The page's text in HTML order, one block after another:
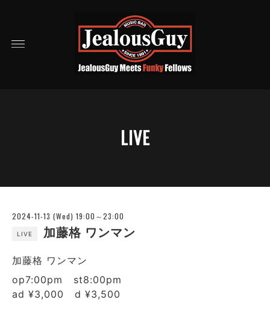
LIVE
2024-11-13 (Wed) 19:00～23:00
LIVE 加藤格 ワンマン
加藤格 ワンマン
op7:00pm st8:00pm
ad ¥3,000 d ¥3,500